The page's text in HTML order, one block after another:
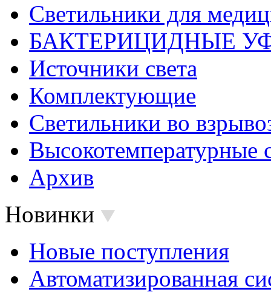
Светильники для
БАКТЕРИЦИДНЫЕ
Источники света
Комплектующие
Светильники во
Высокотемпературные
Архив
Новинки
Новые поступления
Автоматизированная